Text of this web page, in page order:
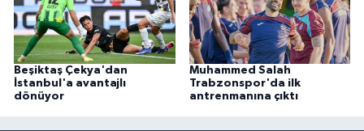
Beşiktaş Çekya'dan
İstanbul'a avantajlı
dönüyor
Muhammed Salah
Trabzonspor'da ilk
antrenmanına çıktı